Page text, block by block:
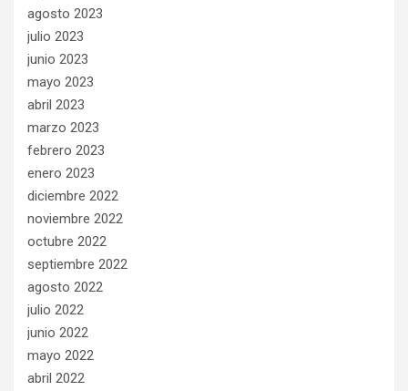
agosto 2023
julio 2023
junio 2023
mayo 2023
abril 2023
marzo 2023
febrero 2023
enero 2023
diciembre 2022
noviembre 2022
octubre 2022
septiembre 2022
agosto 2022
julio 2022
junio 2022
mayo 2022
abril 2022